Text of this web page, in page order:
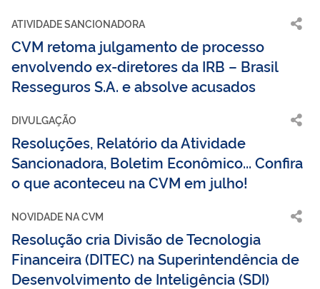
ATIVIDADE SANCIONADORA
CVM retoma julgamento de processo
envolvendo ex-diretores da IRB – Brasil
Resseguros S.A. e absolve acusados
DIVULGAÇÃO
Resoluções, Relatório da Atividade
Sancionadora, Boletim Econômico... Confira
o que aconteceu na CVM em julho!
NOVIDADE NA CVM
Resolução cria Divisão de Tecnologia
Financeira (DITEC) na Superintendência de
Desenvolvimento de Inteligência (SDI)